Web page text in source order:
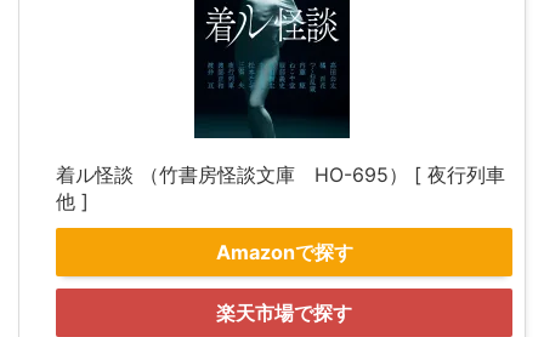
着ル怪談 （竹書房怪談文庫 HO-695） [ 夜行列車
他 ]
Amazonで探す
楽天市場で探す